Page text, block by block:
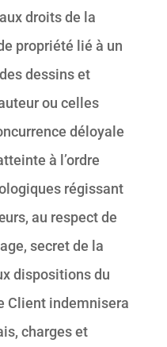
droits de la
propriété lié à un
dessins et
ou celles
déloyale
à l’ordre
régissant
au respect de
secret de la
dispositions du
Client indemnisera
charges et